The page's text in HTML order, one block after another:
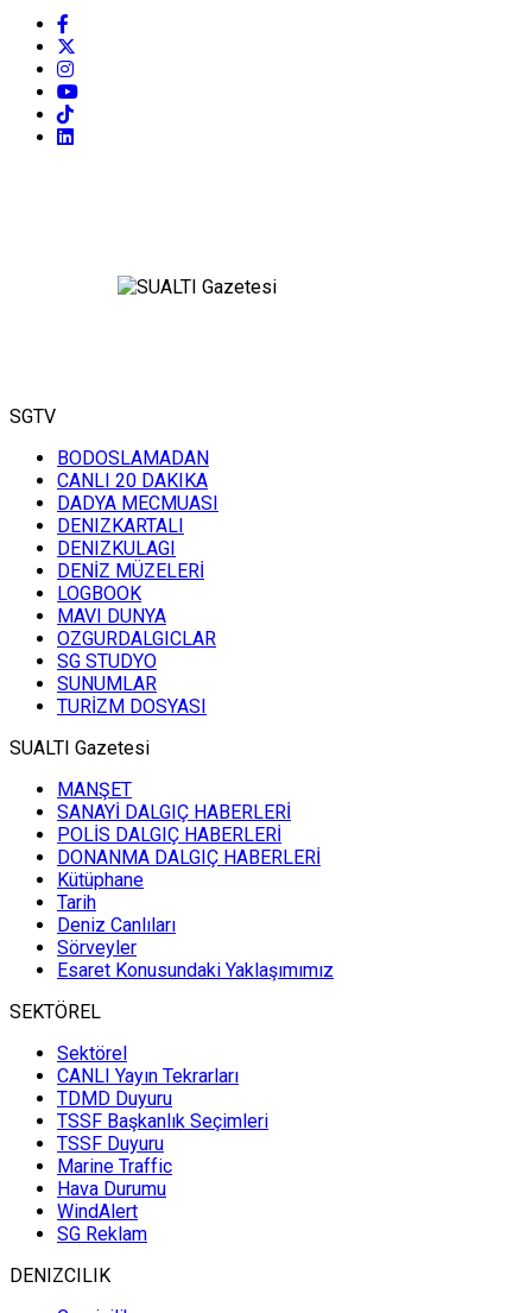
SGTV
BODOSLAMADAN
CANLI 20 DAKIKA
DADYA MECMUASI
DENIZKARTALI
DENIZKULAGI
DENİZ MÜZELERİ
LOGBOOK
MAVI DUNYA
OZGURDALGICLAR
SG STUDYO
SUNUMLAR
TURİZM DOSYASI
SUALTI Gazetesi
MANŞET
SANAYİ DALGIÇ HABERLERİ
POLİS DALGIÇ HABERLERİ
DONANMA DALGIÇ HABERLERİ
Kütüphane
Tarih
Deniz Canlıları
Sörveyler
Esaret Konusundaki Yaklaşımımız
SEKTÖREL
Sektörel
CANLI Yayın Tekrarları
TDMD Duyuru
TSSF Başkanlık Seçimleri
TSSF Duyuru
Marine Traffic
Hava Durumu
WindAlert
SG Reklam
DENIZCILIK